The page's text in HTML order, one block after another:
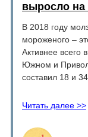
выросло на
В 2018 году
мороженого –
Активнее всего
Южном и
составил 18 и
Читать далее >>